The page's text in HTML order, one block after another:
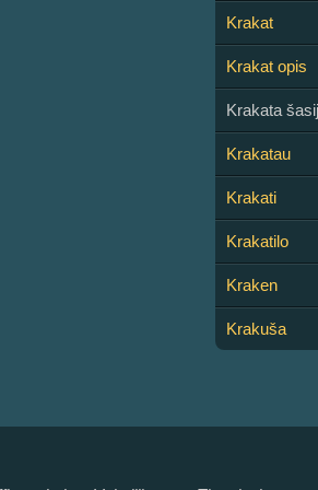
Krakat
Krakat opis
Krakata
Krakatau
Krakati
Krakatilo
Kraken
Krakuša